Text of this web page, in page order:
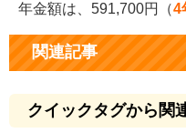
年金額は、591,700円（4
関連記事
クイックタグから関